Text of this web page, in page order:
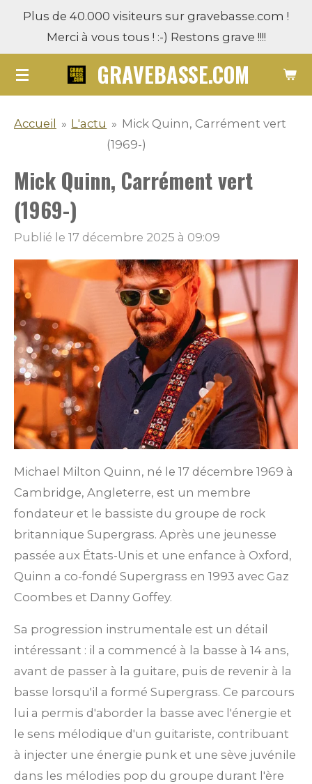
Passer
contenu
principal
GRAVEBASSE.COM
Plus de 40.000 visiteurs sur gravebasse.com !
Merci à vous tous ! :-) Restons grave !!!!
Accueil » L'actu » Mick Quinn, Carrément vert
(1969-)
Mick Quinn, Carrément vert
(1969-)
Publié le 17 décembre 2025 à 09:09
Michael Milton Quinn, né le 17 décembre 1969 à
Cambridge, Angleterre, est un membre
fondateur et le bassiste du groupe de rock
britannique Supergrass. Après une jeunesse
passée aux États-Unis et une enfance à Oxford,
Quinn a co-fondé Supergrass en 1993 avec Gaz
Coombes et Danny Goffey.
Sa progression instrumentale est un détail
intéressant : il a commencé à la basse à 14 ans,
avant de passer à la guitare, puis de revenir à la
basse lorsqu'il a formé Supergrass. Ce parcours
lui a permis d'aborder la basse avec l'énergie et
le sens mélodique d'un guitariste, contribuant
à injecter une énergie punk et une sève juvénile
dans les mélodies pop du groupe durant l'ère